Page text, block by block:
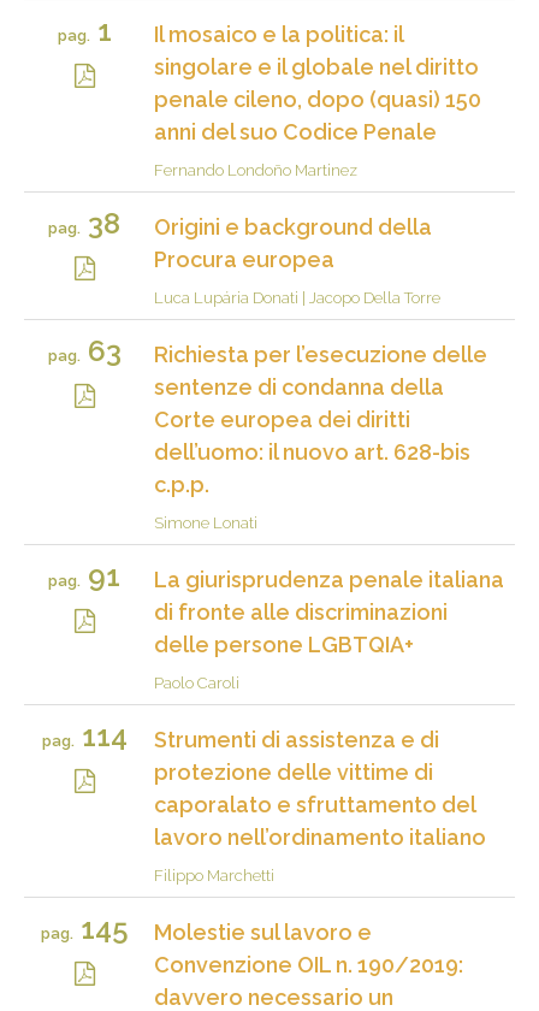
pag. 1
Il mosaico e la politica: il
singolare e il globale nel diritto
penale cileno, dopo (quasi) 150
anni del suo Codice Penale
Fernando Londoño Martinez
pag. 38
Origini e background della
Procura europea
Luca Lupária Donati | Jacopo Della Torre
pag. 63
Richiesta per l’esecuzione delle
sentenze di condanna della
Corte europea dei diritti
dell’uomo: il nuovo art. 628-bis
c.p.p.
Simone Lonati
pag. 91
La giurisprudenza penale italiana
di fronte alle discriminazioni
delle persone LGBTQIA+
Paolo Caroli
pag. 114
Strumenti di assistenza e di
protezione delle vittime di
caporalato e sfruttamento del
lavoro nell’ordinamento italiano
Filippo Marchetti
pag. 145
Molestie sul lavoro e
Convenzione OIL n. 190/2019:
davvero necessario un